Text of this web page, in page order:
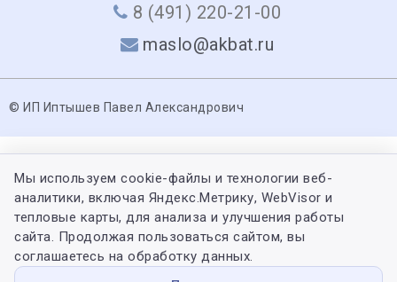
8 (491) 220-21-00
maslo@akbat.ru
© ИП Иптышев Павел Александрович
Мы используем cookie-файлы и технологии веб-
аналитики, включая Яндекс.Метрику, WebVisor и
тепловые карты, для анализа и улучшения работы
сайта. Продолжая пользоваться сайтом, вы
соглашаетесь на обработку данных.